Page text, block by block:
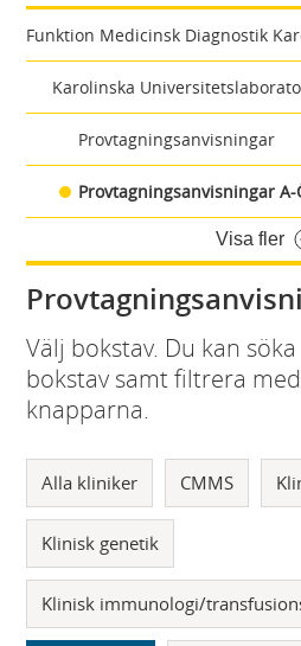
Funktion Medicinsk Diagnostik
Karolinska
Provtagningsanvisningar
Provtagningsanvisningar A-
Visa fler
Välj bokstav. Du kan
bokstav samt filtrera
knapparna.
Alla kliniker CMMS
Klinisk genetik
Klinisk immunologi/